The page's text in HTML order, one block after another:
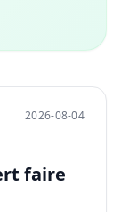
2026-08-04
faire